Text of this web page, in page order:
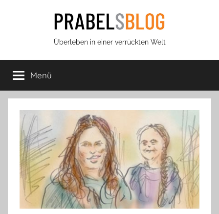
Prabels
Blog
Überleben in einer verrückten Welt
Menü